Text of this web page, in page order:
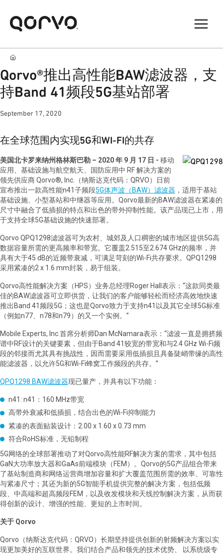
Qorvo®推出高性能BAW滤波器，支
持Band 41频段5G基站部署
September 17, 2020
在全球范围内实现5G和WI-FI的共存
美国北卡罗来纳州格林斯巴勒 – 2020年 9 月 17 日 - 移动
应用、基础设施与航空航天、国防应用中 RF解决方案的
领先供应商Qorvo®, Inc. （纳斯达克代码： QRVO）日前
宣布推出一款高性能n41子频段5G体声波（ BAW）滤波器 ，适用于基站
基础设施、小型基站和中继器等应用。 Qorvo最新的BAW滤波器在紧凑的
尺寸中融合了低插损的特点和出色的带外抑制性能。该产品现已上市，用
于支持全球5G基础设施的快速部署。
Qorvo QPQ1298滤波器可为农村、城郊及人口稠密的城市地区提供5G高
数据容量所需的更高频率和带宽。它覆盖2.515至2.674 GHz的频率，并
具有大于45 dB的近频带衰减，可满足苛刻的Wi-Fi共存要求。 QPQ1298
采用紧凑的2 x 1.6 mm封装，易于组装。
Qorvo高性能解决方案（ HPS）业务总经理Roger Hall 表示：“这款同类最
佳的BAW滤波器可立即供货，让我们的客户能够轻松而经济高效地快速
推出 Band 41频段5G ；这也是Qorvo致力于支持n41 以及其它全球5G标准
（例如n77 n78和n79）的又一个实例。”
Mobile Experts, Inc.首席分析师Dan McNamara表示 ：“滤波一直是拥挤频
谱中 RF设计的关键要素 ， 但由于Band 41较宽的带宽和与2.4 GHz Wi-Fi频
段的邻接而尤其具有挑战性 ，因而需要采用低插损且具备陡峭带缘的高性
能滤波器 ， 以允许5G和Wi-Fi蜂窝工作频段的共存。”
QPQ1298 BAW滤波器现已量产，并具有以下功能：
n41: n41 ： 160 MHz带宽
高带外衰减和低插损，结合出色的Wi-Fi抑制能力
紧凑的表面贴装设计： 2.00 x 1.60 x 0.73 mm
符合RoHS标准，无铅制程
5G网络的全球部署推动了对Qorvo高性能RF解决方案的需求，其中包括
GaN大功率放大器和GaAs前端模块（ FEM ）。 Qorvo的5G产品组合带来
了基站制造商和网络运营商增加容量和扩大覆盖范围所需的效率、可靠性
与紧凑尺寸；其还为新的5G智能手机提供完整的解决方案，包括低频
段、中高端和超高频段FEM ，以及收发模块和天线控制解决方案，从而获
得创新的设计、增强的性能、更短的上市时间。
关于 Qorvo
Qorvo （纳斯达克代码： QRVO）长期坚持提供创新的射频解决方案以实
现更加美好的互联世界。我们结合产品和领先的技术优势、
以系统级专